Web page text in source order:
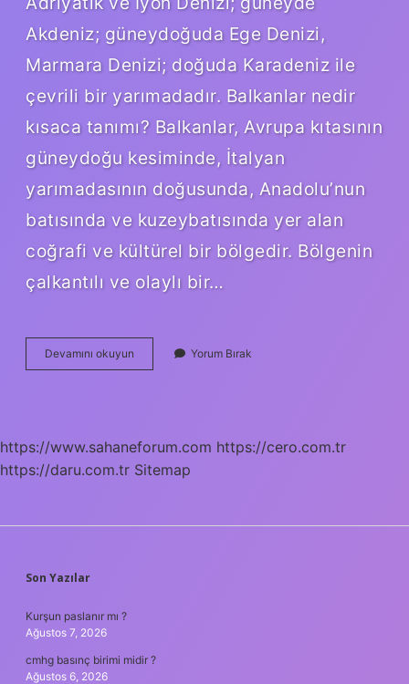
Akdeniz; güneydoğuda Ege Denizi,
Marmara Denizi; doğuda Karadeniz ile
çevrili bir yarımadadır. Balkanlar nedir
kısaca tanımı? Balkanlar, Avrupa kıtasının
güneydoğu kesiminde, İtalyan
yarımadasının doğusunda, Anadolu’nun
batısında ve kuzeybatısında yer alan
coğrafi ve kültürel bir bölgedir. Bölgenin
çalkantılı ve olaylı bir…
Devamını okuyun Balkanlar
Dağlık
Yorum Bırak
https://www.sahaneforum.com https://cero.com.tr
https://daru.com.tr Sitemap
SIDEBAR
Son Yazılar
Kurşun paslanır mı ?
Ağustos 7, 2026
cmhg basınç birimi midir ?
Ağustos 6, 2026